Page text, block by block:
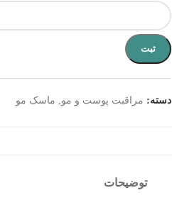
ثبت
دسته: مراقبت پوست و مو, ماسک مو
توضیحات